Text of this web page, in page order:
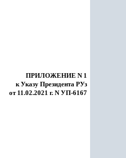
ПРИЛОЖЕНИЕ N 1
к Указу Президента РУз
от 11.02.2021 г. N УП-6167